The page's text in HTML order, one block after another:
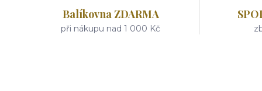
Balíkovna ZDARMA
při nákupu nad 1 000 Kč